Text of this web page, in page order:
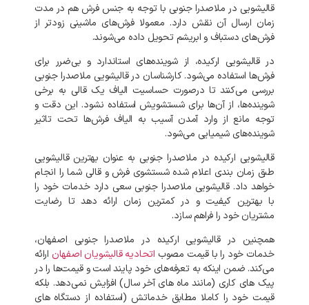
قالیشویی در ملاصدرا جنوبی با توجه به جنس فرش هم در مدت
زمان ارسال آن نقش دارد. معمولا فرش‌های ماشینی زودتر از
فرش‌های دستباف و ابریشم تحویل داده می‌شوند.
در قالیشویی ارکیده، از شوینده‌های استاندارد و بی‌ضرر برای
فرش‌ها استفاده می‌شود. کارشناسان در قالیشویی ملاصدرا جنوبی
بررسی می‌کنند تا درصورت حساسیت الیاف یک قالی به برخی
شوینده‌ها، از آن‌ها برای شستشویش استفاده نشود. این دقت و
توجه مانع از وارد آمدن آسیب به الیاف فرش‌ها تحت تاثیر
شوینده‌های شیمیایی می‌شود.
قالیشویی ارکیده در ملاصدرا جنوبی به عنوان بهترین قالیشویی
طبق زمان بندی اعلام شده شستشوی فرش و قالی شما را انجام
خواهد داد. قالیشویی ملاصدرا جنوبی سعی دارد خدمات خود را
با بهترین کیفیت و در کمترین زمان ارائه دهد تا رضایت
مشتریان خود را فراهم سازد.
همچنین در قالیشویی ارکیده در ملاصدرا جنوبی اصفهان،
خدمات خود را با قیمت مصوب اتحادیه قالیشویان اصفهان ارائه
می‌کند. ضمن اینکه به تعرفه‌های خود پایند است و قیمت‌ها را در
پیک‌ های کاری (مانند ماه‌ های آخر سال) افزایش نمی‌دهد. بلکه
قیمت خود را کاملا مطابق خدماتش (استفاده از دستگاه های